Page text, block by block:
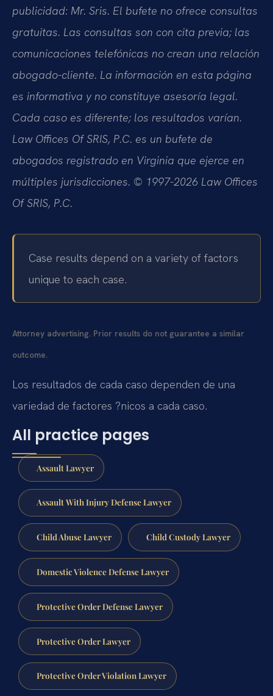
publicidad: Mr. Sris. El bufete no ofrece consultas
gratuitas. Las consultas son con cita previa; las
comunicaciones telefónicas no crean una relación
abogado-cliente. La información en esta página
es informativa y no constituye asesoría legal.
Cada caso es diferente; los resultados varían.
Law Offices Of SRIS, P.C. es un bufete de
abogados registrado en Virginia que ejerce en
múltiples jurisdicciones. © 1997-2026 Law Offices
Of SRIS, P.C.
Case results depend on a variety of factors
unique to each case.
Attorney advertising. Prior results do not guarantee a similar
outcome.
Los resultados de cada caso dependen de una
variedad de factores ?nicos a cada caso.
All practice pages
Assault Lawyer
Assault With Injury Defense Lawyer
Child Abuse Lawyer Child Custody Lawyer
Domestic Violence Defense Lawyer
Protective Order Defense Lawyer
Protective Order Lawyer
Protective Order Violation Lawyer